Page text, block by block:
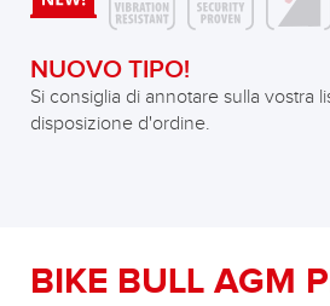
NUOVO TIPO!
Si consiglia di annotare sulla vostra
disposizione d'ordine.
BIKE BULL AGM